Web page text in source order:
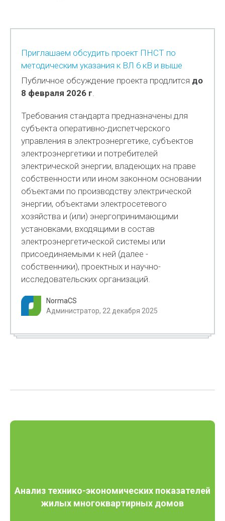
Приглашаем обсудить проект ПНСТ по
методическим указания к ВЛ 6 кВ и выше
Публичное обсуждение проекта продлится до
8 февраля 2026 г.
Требования стандарта предназначены для
субъекта оперативно-диспетчерского
управления в электроэнергетике, субъектов
электроэнергетики и потребителей
электрической энергии, владеющих на праве
собственности или ином законном основании
объектами по производству электрической
энергии, объектами электросетевого
хозяйства и (или) энергопринимающими
установками, входящими в состав
электроэнергетической системы или
присоединяемыми к ней (далее -
собственники), проектных и научно-
исследовательских организаций.
NormaCS
Администратор, 22 декабря 2025
Анализ технико-экономических показателей
жилых многоквартирных домов